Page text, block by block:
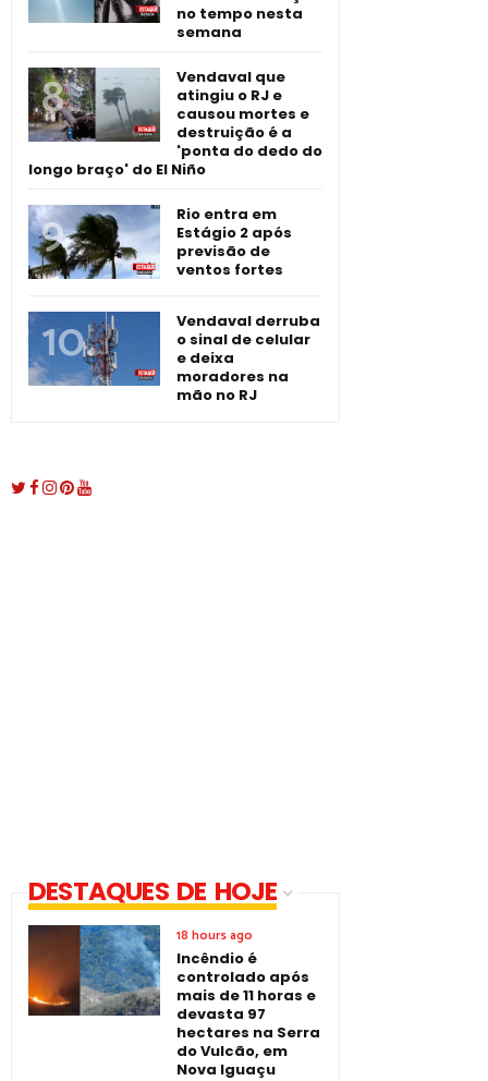
no tempo nesta
semana
Vendaval que
atingiu o RJ e
causou mortes e
destruição é a
'ponta do dedo do
longo braço' do El Niño
Rio entra em
Estágio 2 após
previsão de
ventos fortes
Vendaval derruba
o sinal de celular
e deixa
moradores na
mão no RJ
DESTAQUES DE HOJE
18 hours ago
Incêndio é
controlado após
mais de 11 horas e
devasta 97
hectares na Serra
do Vulcão, em
Nova Iguaçu